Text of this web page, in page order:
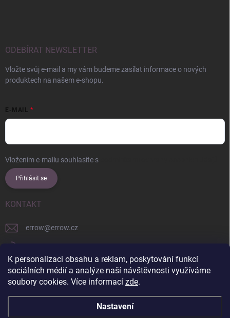
K personalizaci obsahu a reklam, poskytování funkcí
sociálních médií a analýze naší návštěvnosti využíváme
soubory cookies. Více informací zde.
Nastavení
ODEBÍRAT NEWSLETTER
Vložte svůj e-mail a my vám budeme zasílat informace o nových
produktech na našem e-shopu.
E-MAIL
Vložením e-mailu souhlasíte s
Přihlásit se
KONTAKT
errow@errow.cz
explore/locations/957228892/